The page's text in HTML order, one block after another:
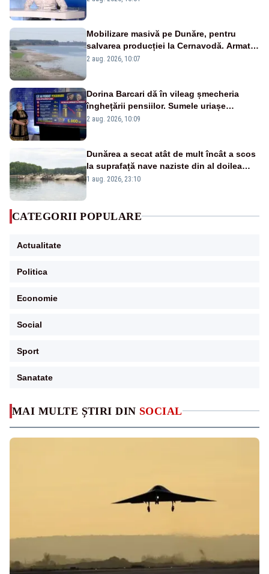
MAI MULTE ȘTIRI DIN SOCIAL
Mobilizare masivă pe Dunăre, pentru
salvarea producției la Cernavodă. Armata
va detona o stâncă și va devia apa
2 aug. 2026, 10:07
Dorina Barcari dă în vileag șmecheria
înghețării pensiilor. Sumele uriașe
pierdute de fiecare român
2 aug. 2026, 10:09
Dunărea a secat atât de mult încât a scos
la suprafață nave naziste din al doilea
război mondial
1 aug. 2026, 23:10
CATEGORII POPULARE
Actualitate
Politica
Economie
Social
Sport
Sanatate